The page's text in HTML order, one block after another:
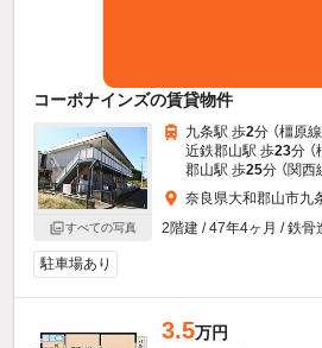
コーポナインズの賃貸物件
すべての写真
九条駅 歩2分 （橿原線
近鉄郡山駅 歩23分 （
郡山駅 歩25分 （関西
奈良県大和郡山市九
2階建 / 47年4ヶ月 / 鉄骨
駐車場あり
3.5万円